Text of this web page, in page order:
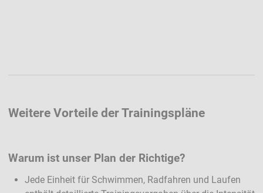
Weitere Vorteile der Trainingspläne
Warum ist unser Plan der Richtige?
Jede Einheit für Schwimmen, Radfahren und Laufen